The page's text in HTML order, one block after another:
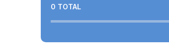
0 TOTAL